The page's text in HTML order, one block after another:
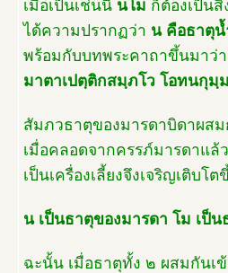
เมื่อเป็นเช่นนี้ นโม ก็ต้องเป็น
ได้ความปรากฏว่า น คือธาตุ
พร้อมกับบทพระคาถาขึ้นมาว่า
มาตาเปตฺติกสมฺภโว โอทนกุมฺ
สัมภวธาตุของมารดาบิดาผส
เมื่อคลอดจากครรภ์มารดาแ
เป็นเครื่องเลี้ยงจึงเจริญเติบโ
น เป็นธาตุของมารดา โม เป็
ฉะนั้น เมื่อธาตุทั้ง ๒ ผสมกันเ